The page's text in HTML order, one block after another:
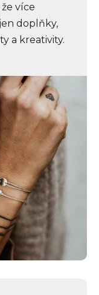
více
doplňky,
a kreativity.